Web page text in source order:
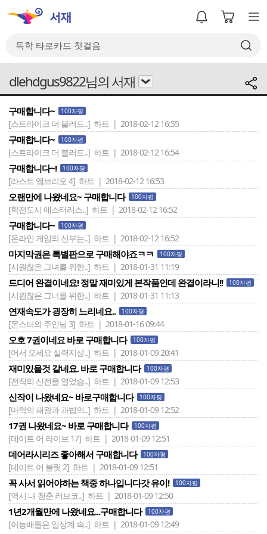
dlehdgus9822님의 서재
구매합니다~ 100자평
[스트라이크 더 블러드..] 하트 | 2018-02-12 16:55
구매합니다~ 100자평
[스트라이크 더 블러드..] 하트 | 2018-02-12 16:54
구매합니다~! 100자평
[라스트 엠브리오 4] 하트 | 2018-02-12 16:53
오랜만에 나왔네요~ 구매합니다 100자평
[학전도시 애스터리스..] 하트 | 2018-02-12 16:52
구매합니다~ 100자평
[온라인 게임의 신부는..] 하트 | 2018-02-12 16:52
마지막권은 특별판으로 구매해야죠ㅋㅋ 100자평
[시원찮은 그녀를 위한..] 하트 | 2018-01-31 11:19
드디어 완결이네요! 정말 재미있게 본작품인데 완결이라니!! 100자평
[시원찮은 그녀를 위한..] 하트 | 2018-01-31 11:13
연재속도가 굉장히 느리네요.. 100자평
[몬스터의 주인님 3] 하트 | 2018-01-16 09:44
오호 7권이네요 바로 구매합니다 100자평
[어서 오세요 실력지상..] 하트 | 2018-01-09 20:41
재미있을것 같네요. 바로 구매합니다 100자평
[전직의 신전을 열었습..] 하트 | 2018-01-09 12:53
신작이 나왔네요~ 바로구매합니다 100자평
[마학의 패왕과 과법의..] 하트 | 2018-01-09 12:52
17권 나왔네요~ 바로 구매합니다 100자평
[데이트 어 라이브 17] 하트 | 2018-01-09 12:51
데어라시리즈 좋아해서 구매합니다 100자평
[데이트 어 불릿 2] 하트 | 2018-01-09 12:51
꼭 사서 읽어야하는 책중 하나입니다갓 유이! 100자평
[역시 내 청춘 러브코..] 하트 | 2018-01-09 12:50
1년2개월만에 나왔네요...구매합니다 100자평
[이능배틀은 일상계 속..] 하트 | 2018-01-09 12:49